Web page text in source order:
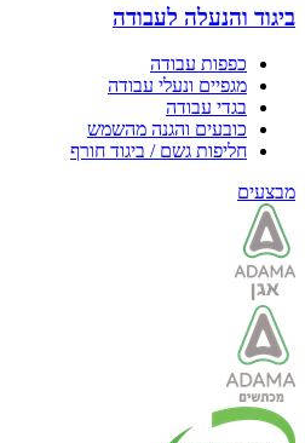
ביגוד והנעלה לעבודה
כפפות עבודה
מגפיים ונעלי עבודה
בגדי עבודה
כובעים והגנה מהשמש
חליפות גשם / ביגוד חורף
מבצעים